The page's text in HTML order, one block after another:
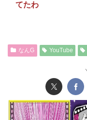
てたわ
なんG YouTube